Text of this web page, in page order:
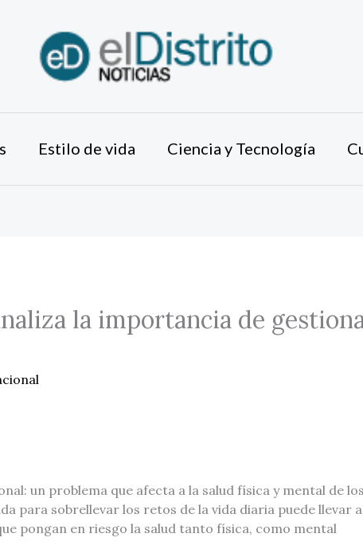
Estilo de vida Ciencia y Tecnología
la importancia de
un problema que afecta a la salud física y mental de
para sobrellevar los retos de la vida diaria puede llevar
pongan en riesgo la salud tanto física, como mental